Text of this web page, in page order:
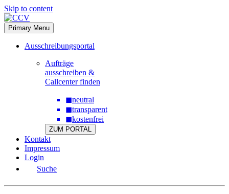
Skip to content
Primary Menu
Ausschreibungsportal
Aufträge
ausschreiben &
Callcenter finden
◼neutral
◼transparent
◼kostenfrei
ZUM PORTAL
Kontakt
Impressum
Login
Suche